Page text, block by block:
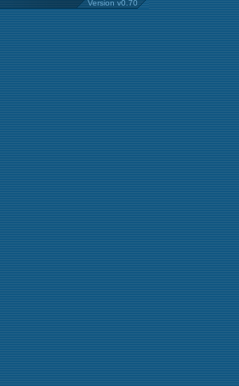
Version v0.70